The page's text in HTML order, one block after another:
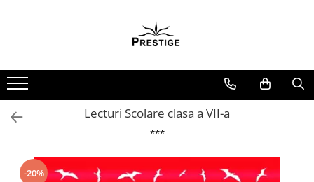
Noutati
Promotii
Pachete Speciale Carti
Arte Divinatorii
Lecturi Scolare clasa a VII-a
***
-20%